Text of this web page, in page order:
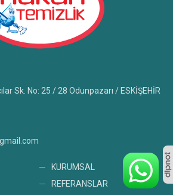
Sk. No: 25 / 28 Odunpazarı / ESKİŞEHİR
KURUMSAL
REFERANSLAR